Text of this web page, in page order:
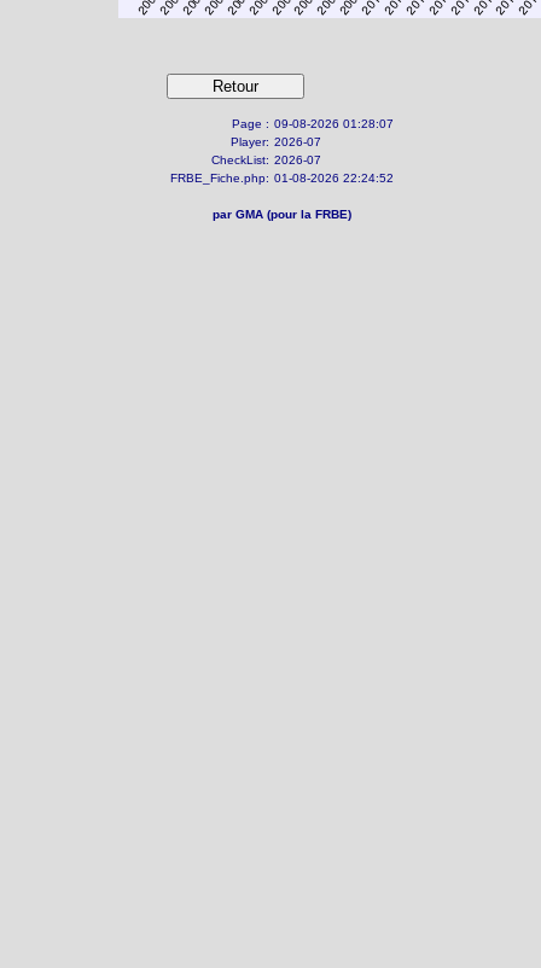
Page : 09-08-2026 01:28:07
Player: 2026-07
CheckList: 2026-07
FRBE_Fiche.php: 01-08-2026 22:24:52
par GMA (pour la FRBE)